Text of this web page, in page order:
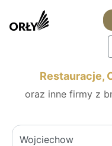
Restauracje,
oraz inne firmy z